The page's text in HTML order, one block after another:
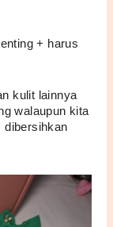
+ harus
kulit lainnya
walaupun kita
dibersihkan